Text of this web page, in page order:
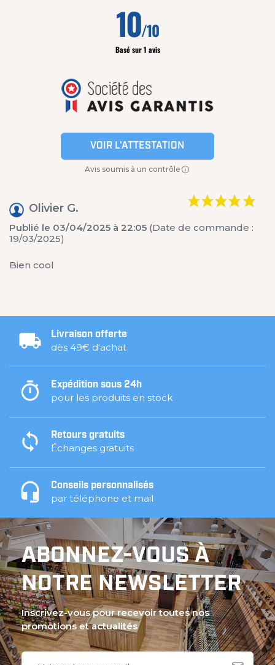
10/10
Basé sur 1 avis
VOIR L'ATTESTATION
Avis soumis à un contrôle
Olivier G.
Publié le 03/04/2025 à 22:05 (Date de commande :
19/03/2025)
Bien cool
Livraison offerte
dès 49€ d'achat
Expédition sous 24h
pour les produits en stock
Retours gratuits
Échanges gratuits
Conseils personnalisés
par téléphone et mail
ABONNEZ-VOUS À
NOTRE NEWSLETTER
Inscrivez-vous pour recevoir toutes nos
promotions et actualités